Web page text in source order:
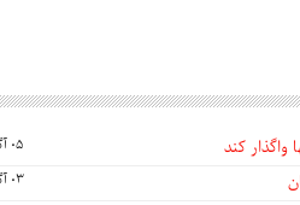
کند 05 آگوست 2026
03 آگوست 2026